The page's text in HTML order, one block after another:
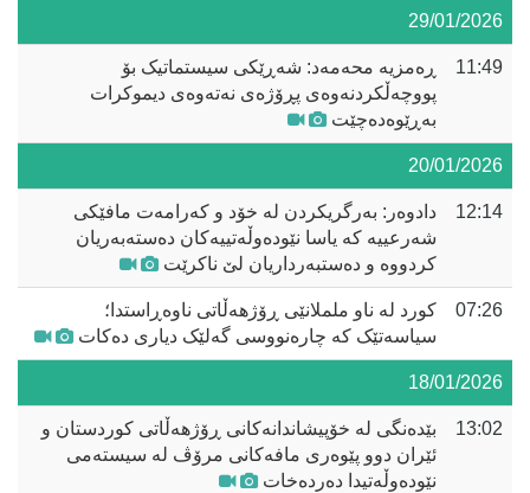
29/01/2026
11:49
ڕەمزیە محەمەد: شەڕێکی سیستماتیک بۆ
پووچەڵکردنەوەی پڕۆژەی نەتەوەی دیموکرات
بەڕێوەدەچێت
20/01/2026
12:14
دادوەر: بەرگریکردن لە خۆد و کەرامەت مافێکی
شەرعییە کە یاسا نێودەوڵەتییەکان دەستەبەریان
کردووە و دەستبەرداریان لێ ناکرێت
07:26
کورد لە ناو ململانێی ڕۆژهەڵاتی ناوەڕاستدا؛
سیاسەتێک کە چارەنووسی گەلێک دیاری دەکات
18/01/2026
13:02
بێدەنگی لە خۆپیشاندانەکانی ڕۆژهەڵاتی کوردستان و
ئێران دوو پێوەری مافەکانی مرۆڤ لە سیستەمی
نێودەوڵەتیدا دەردەخات